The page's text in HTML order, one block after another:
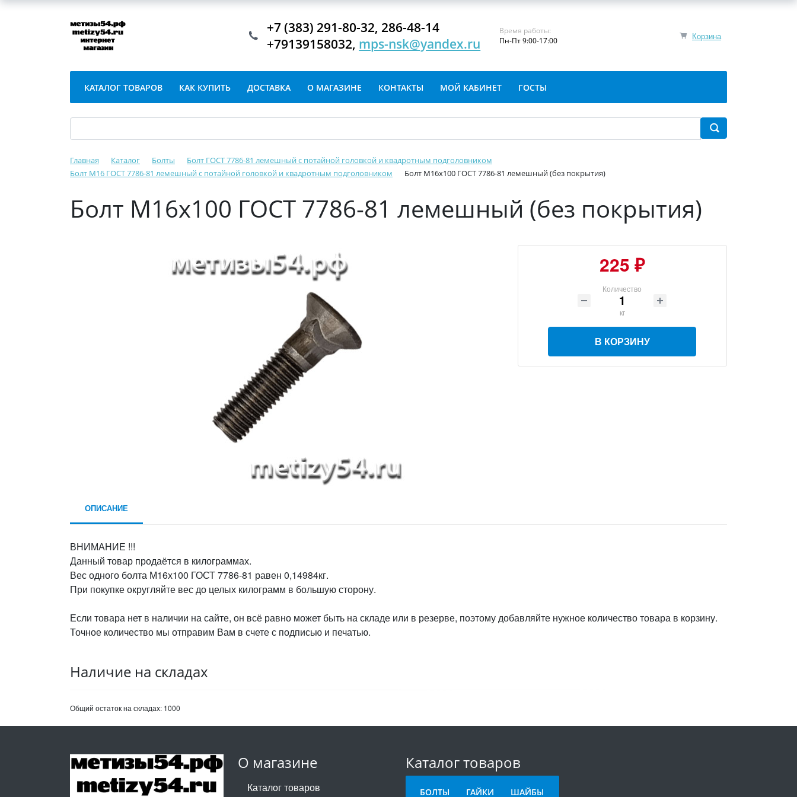
Корзина
+7 (383) 291-80-32, 286-48-14
+79139158032, mps-nsk@yandex.ru
Время работы:
Пн-Пт 9:00-17:00
КАТАЛОГ ТОВАРОВ КАК КУПИТЬ ДОСТАВКА О МАГАЗИНЕ КОНТАКТЫ МОЙ КАБИНЕТ ГОСТЫ
Главная Каталог Болты
Болт ГОСТ 7786-81 лемешный c потайной головкой и квадротным подголовником
Болт М16 ГОСТ 7786-81 лемешный c потайной головкой и квадротным подголовником
Болт М16х100 ГОСТ 7786-81 лемешный (без покрытия)
Болт М16х100 ГОСТ 7786-81 лемешный (без покрытия)
225 ₽
Количество
кг
В КОРЗИНУ
ОПИСАНИЕ
ВНИМАНИЕ !!!
Данный товар продаётся в килограммах.
Вес одного болта М16х100 ГОСТ 7786-81 равен 0,14984кг.
При покупке округляйте вес до целых килограмм в большую сторону.
Если товара нет в наличии на сайте, он всё равно может быть на складе или в резерве, поэтому добавляйте нужное количество товара в корзину.
Точное количество мы отправим Вам в счете с подписью и печатью.
Наличие на складах
Общий остаток на складах: 1000
О магазине
Каталог товаров
Каталог товаров
БОЛТЫ ГАЙКИ ШАЙБЫ